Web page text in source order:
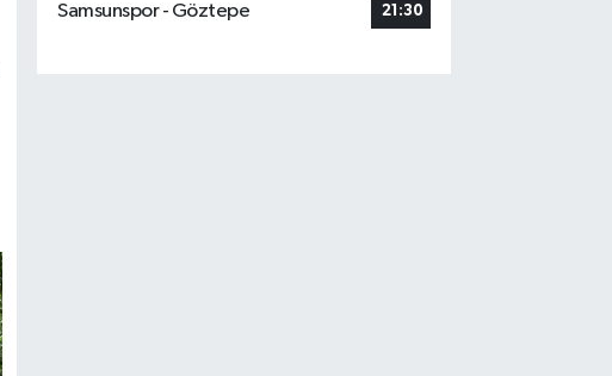
Samsunspor - Göztepe
21:30